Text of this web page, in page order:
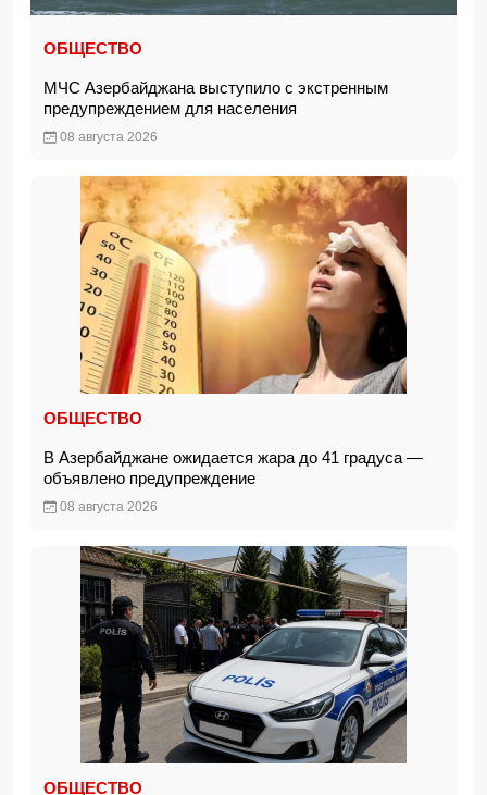
ОБЩЕСТВО
МЧС Азербайджана выступило с экстренным
предупреждением для населения
08 августа 2026
ОБЩЕСТВО
В Азербайджане ожидается жара до 41 градуса —
объявлено предупреждение
08 августа 2026
ОБЩЕСТВО